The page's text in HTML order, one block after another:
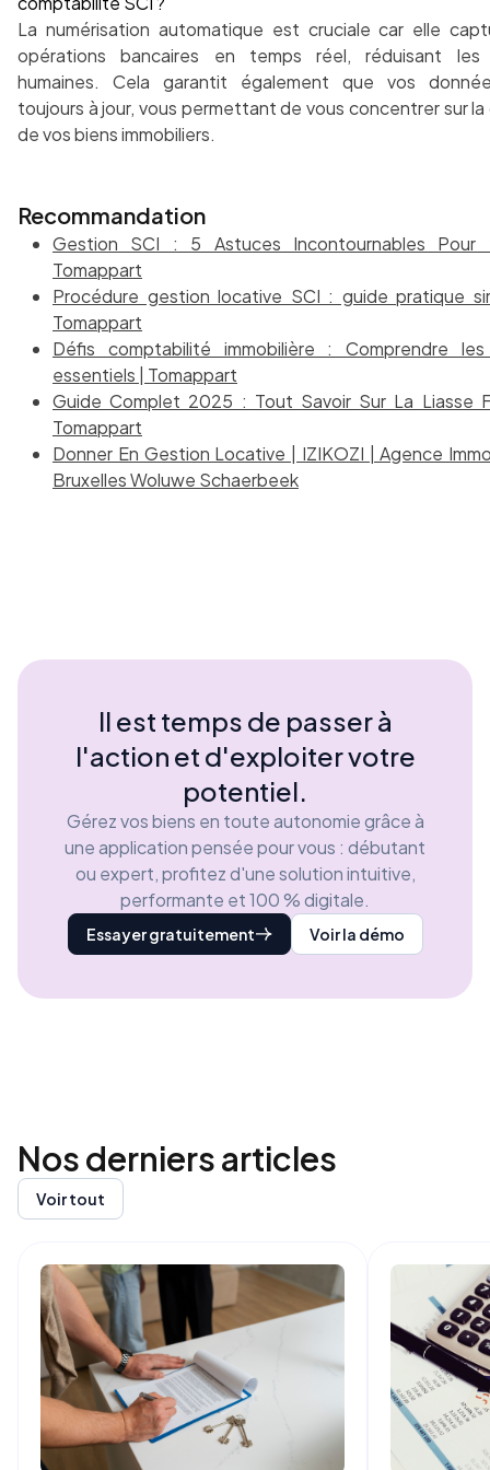
La numérisation automatique est cruciale car elle
opérations bancaires en temps réel, réduisant les
humaines. Cela garantit également que vos
toujours à jour, vous permettant de vous concentrer sur
de vos biens immobiliers.
Recommandation
Gestion SCI : 5 Astuces Incontournables
Tomappart
Procédure gestion locative SCI : guide pratique
Tomappart
Défis comptabilité immobilière : Comprendre
essentiels | Tomappart
Guide Complet 2025 : Tout Savoir Sur La Liasse
Tomappart
Donner En Gestion Locative | IZIKOZI | Agence
Bruxelles Woluwe Schaerbeek
Il est temps de passer à
l'action et d'exploiter votre
potentiel.
Gérez vos biens en toute autonomie grâce à
une application pensée pour vous : débutant
ou expert, profitez d'une solution intuitive,
performante et 100 % digitale.
Essayer gratuitement Voir la démo
Nos derniersarticles
Voir tout